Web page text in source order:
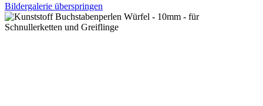
Bildergalerie überspringen